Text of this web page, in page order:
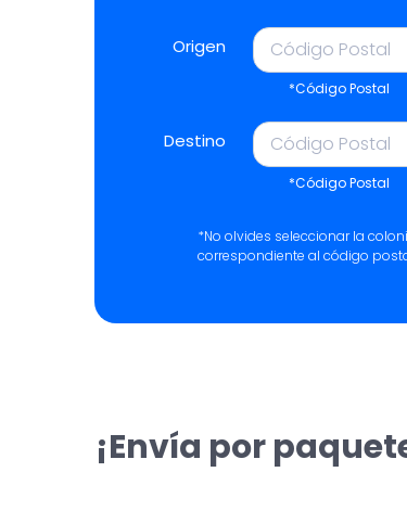
Origen
*Código Postal
Destino
*Código Postal
*No olvides seleccionar la
correspondiente al código
¡Envía por